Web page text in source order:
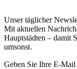
Unser täglicher
Mit aktuellen
Hauptstädten – damit
umsonst.
Geben Sie Ihre E-Mail